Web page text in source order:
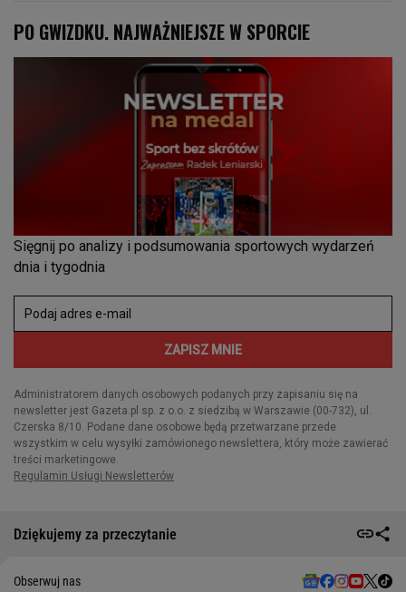
Dziękujemy za przeczytanie
Obserwuj nas